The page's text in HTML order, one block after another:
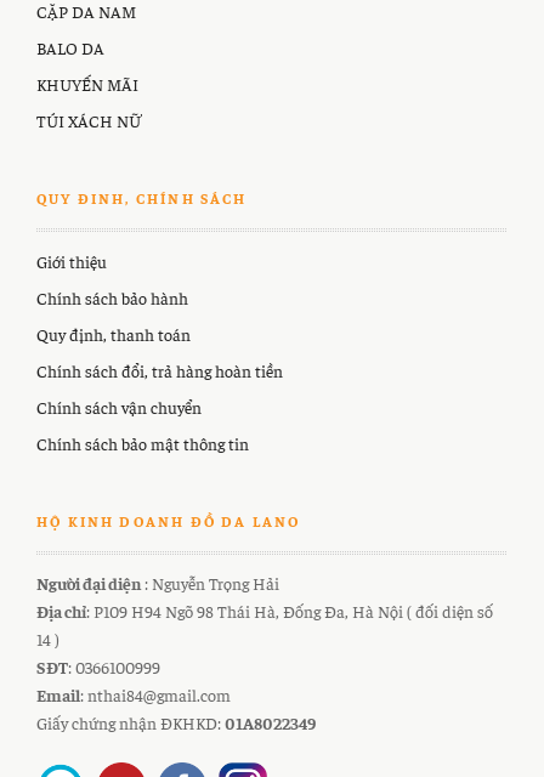
CẶP DA NAM
BALO DA
KHUYẾN MÃI
TÚI XÁCH NỮ
QUY ĐINH, CHÍNH SÁCH
Giới thiệu
Chính sách bảo hành
Quy định, thanh toán
Chính sách đổi, trả hàng hoàn tiền
Chính sách vận chuyển
Chính sách bảo mật thông tin
HỘ KINH DOANH ĐỒ DA LANO
Người đại diện : Nguyễn Trọng Hải
Địa chỉ: P109 H94 Ngõ 98 Thái Hà, Đống Đa, Hà Nội ( đối diện số
14 )
SĐT: 0366100999
Email: nthai84@gmail.com
Giấy chứng nhận ĐKHKD:01A8022349